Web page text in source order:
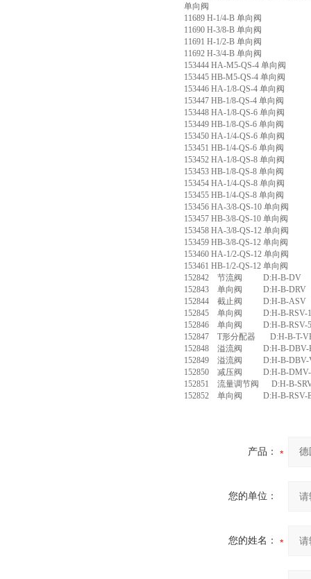
单向阀
11689 H-1/4-B 单向阀
11690 H-3/8-B 单向阀
11691 H-1/2-B 单向阀
11692 H-3/4-B 单向阀
153444 HA-M5-QS-4 单向阀
153445 HB-M5-QS-4 单向阀
153446 HA-1/8-QS-4 单向阀
153447 HB-1/8-QS-4 单向阀
153448 HA-1/8-QS-6 单向阀
153449 HB-1/8-QS-6 单向阀
153450 HA-1/4-QS-6 单向阀
153451 HB-1/4-QS-6 单向阀
153452 HA-1/8-QS-8 单向阀
153453 HB-1/8-QS-8 单向阀
153454 HA-1/4-QS-8 单向阀
153455 HB-1/4-QS-8 单向阀
153456 HA-3/8-QS-10 单向阀
153457 HB-3/8-QS-10 单向阀
153458 HA-3/8-QS-12 单向阀
153459 HB-3/8-QS-12 单向阀
153460 HA-1/2-QS-12 单向阀
153461 HB-1/2-QS-12 单向阀
152842 节流阀 D:H-B-DV
152843 单向阀 D:H-B-DRV
152844 截止阀 D:H-B-ASV
152845 单向阀 D:H-B-RSV-
152846 单向阀 D:H-B-RSV-
152847 T形分配器 D:H-B-T-
152848 溢流阀 D:H-B-DBV-
152849 溢流阀 D:H-B-DBV-
152850 减压阀 D:H-B-
152851 流量调节阀 D:H-B-
152852 单向阀 D:H-B-RSV-
产品：
您的单位：
您的姓名：